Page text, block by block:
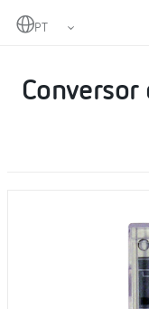
Home
Conversor